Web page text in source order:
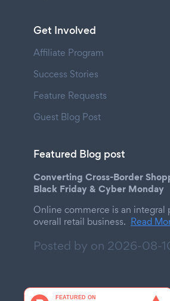
Get Involved
Affiliate Program
Success Stories
Feature Requests
Guest Blog Post
Featured Blog post
Converting Cross-Border
Black Friday & Cyber Monday
Online commerce is an integral
overall retail business. Read
Posted by on 2026-08-